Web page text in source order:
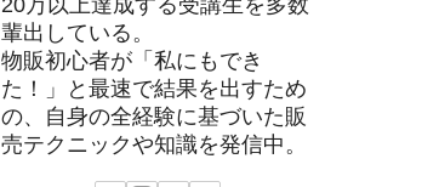
20万以上達成する受講生を多数
輩出している。
物販初心者が「私にもでき
た！」と最速で結果を出すため
の、自身の全経験に基づいた販
売テクニックや知識を発信中。